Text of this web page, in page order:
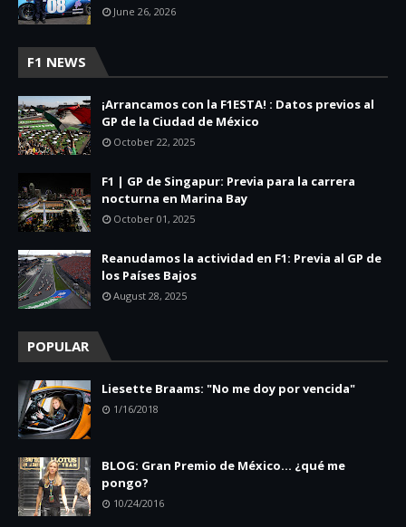
June 26, 2026
F1 NEWS
¡Arrancamos con la F1ESTA! : Datos previos al
GP de la Ciudad de México
October 22, 2025
F1 | GP de Singapur: Previa para la carrera
nocturna en Marina Bay
October 01, 2025
Reanudamos la actividad en F1: Previa al GP de
los Países Bajos
August 28, 2025
POPULAR
Liesette Braams: "No me doy por vencida"
1/16/2018
BLOG: Gran Premio de México... ¿qué me
pongo?
10/24/2016